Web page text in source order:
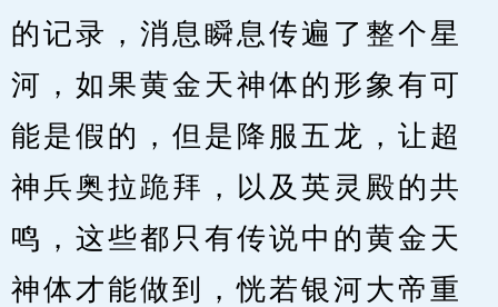
的记录，消息瞬息传遍了整个星
河，如果黄金天神体的形象有可
能是假的，但是降服五龙，让超
神兵奥拉跪拜，以及英灵殿的共
鸣，这些都只有传说中的黄金天
神体才能做到，恍若银河大帝重